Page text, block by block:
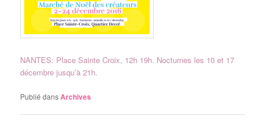
NANTES: Place Sainte Croix, 12h 19h. Nocturnes les 10 et 17
décembre jusqu’à 21h.
Publié dansArchives